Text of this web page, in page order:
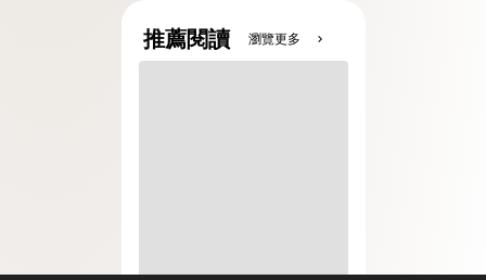
推薦閱讀 瀏覽更多 chevron_right